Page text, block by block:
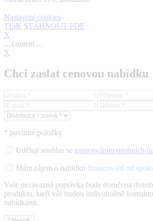
Kulzer: Speciální nabídka – léto 2026
Nastavení cookies
TISK STÁHNOUT PDF
X
... content ...
X
Chci zaslat cenovou nabídku
* povinné položky
Uděluji souhlas se zpracováním osobních
Mám zájem o nabídku financování od
Vaše nezávazná poptávka bude doručena
produktu, kteří vás budou individuálně
nabídkami.